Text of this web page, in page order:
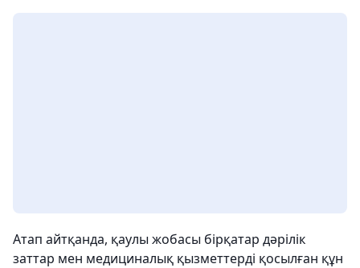
Атап айтқанда, қаулы жобасы бірқатар дәрілік
заттар мен медициналық қызметтерді қосылған құн